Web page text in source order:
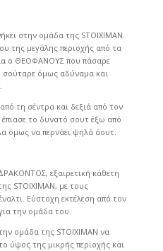
στην ομάδα της STOIXIMAΝ.
της μεγάλης περιοχής από τα
ο ΘΕΟΦΑΝΟΥΣ που πάσαρε
σούταρε όμως αδύναμα και
τη σέντρα και δεξιά από τον
το δυνατό σουτ έξω από
όμως να περνάει ψηλά άουτ.
εξαιρετική κάθετη
STOIXIMAN, με τους
Εύστοχη εκτέλεση από τον
την ομάδα του.
ομάδα της STOIXIMAN να
ύψος της μικρής περιοχής και